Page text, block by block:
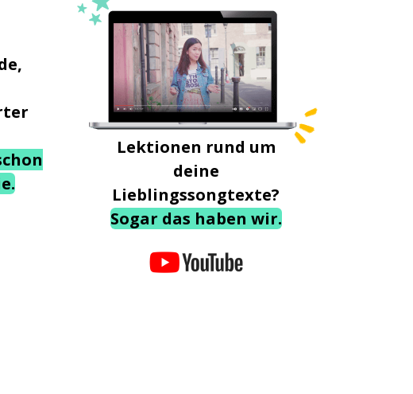
Lektionen rund um
deine
Lieblingssongtexte?
Sogar das haben wir.